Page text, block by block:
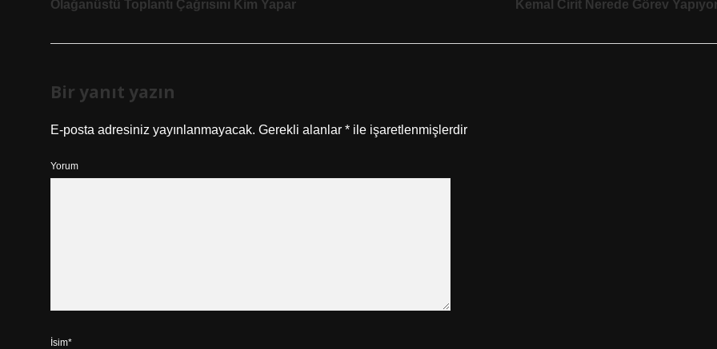
Olağanüstü Toplantı Çağrısını Kim Yapar Kemal Cirit Nerede Görev
Bir yanıt yazın
E-posta adresiniz yayınlanmayacak. Gerekli alanlar * ile işaretlenmişlerdir
Yorum
İsim*